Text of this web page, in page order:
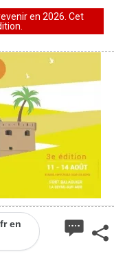
en 2026. Cet
en